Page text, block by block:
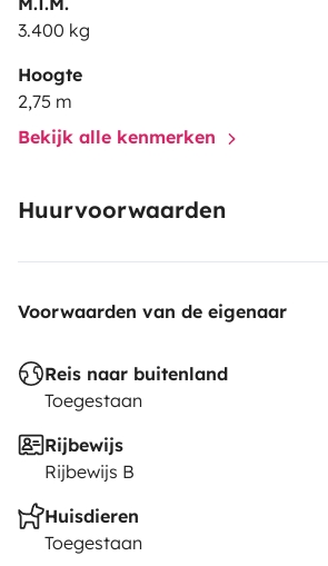
3.400 kg
Hoogte
2,75 m
Bekijk alle kenmerken
Huurvoorwaarden
Voorwaarden van de eigenaar
Reis naar buitenland
Toegestaan
Rijbewijs
Rijbewijs B
Huisdieren
Toegestaan